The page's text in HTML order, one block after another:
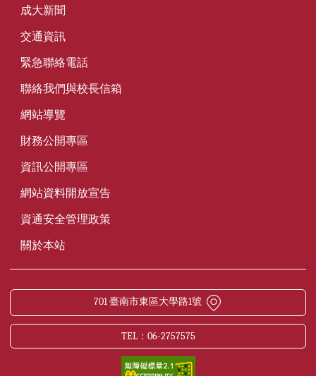
成大新聞
交通資訊
緊急聯絡電話
聯絡我們與校長信箱
網站導覽
財務公開專區
資訊公開專區
網站資料開放宣告
資通安全管理政策
關於本站
701 臺南市東區大學路1號
TEL：06-2757575